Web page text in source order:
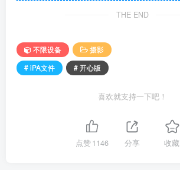
THE END
不限设备
摄影
# iPA文件
# 开心版
喜欢就支持一下吧！
点赞1146 分享 收藏